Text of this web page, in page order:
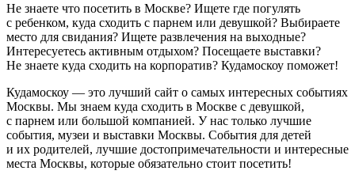
Не знаете что посетить в Москве? Ищете где погулять
с ребенком, куда сходить с парнем или девушкой? Выбираете
место для свидания? Ищете развлечения на выходные?
Интересуетесь активным отдыхом? Посещаете выставки?
Не знаете куда сходить на корпоратив? Кудамоскоу поможет!
Кудамоскоу — это лучший сайт о самых интересных событиях
Москвы. Мы знаем куда сходить в Москве с девушкой,
с парнем или большой компанией. У нас только лучшие
события, музеи и выставки Москвы. События для детей
и их родителей, лучшие достопримечательности и интересные
места Москвы, которые обязательно стоит посетить!